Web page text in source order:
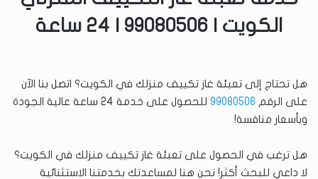
الكويت | 99080506 | 24 ساعة
هل تحتاج إلى تعبئة غاز تكييف منزلك في الكويت؟ اتصل بنا الآن
على الرقم 99080506
للحصول على خدمة 24 ساعة عالية الجودة
وبأسعار منافسة!
هل ترغب في الحصول على تعبئة غاز تكييف منزلك في الكويت؟
لا داعي للبحث أكثر! نحن هنا لمساعدتك بخدمتنا الاستثنائية